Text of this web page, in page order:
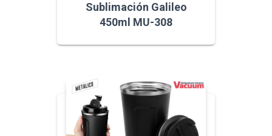
Sublimación Galileo
450ml MU-308